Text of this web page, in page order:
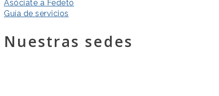
Asóciate a Fedeto
Guía de servicios
Nuestras sedes